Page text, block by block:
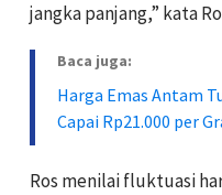
jangka panjang,” kata
Baca juga:
Harga Emas Antam
Capai Rp21.000 per
Ros menilai fluktuasi